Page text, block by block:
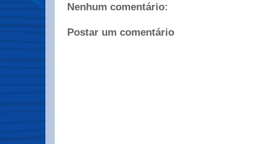
Nenhum comentário:
Postar um comentário